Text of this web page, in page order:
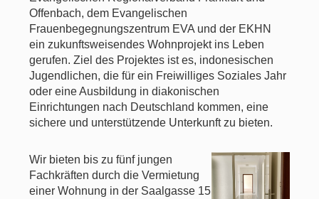
Offenbach, dem Evangelischen
Frauenbegegnungszentrum EVA und der EKHN
ein zukunftsweisendes Wohnprojekt ins Leben
gerufen. Ziel des Projektes ist es, indonesischen
Jugendlichen, die für ein Freiwilliges Soziales Jahr
oder eine Ausbildung in diakonischen
Einrichtungen nach Deutschland kommen, eine
sichere und unterstützende Unterkunft zu bieten.
Wir bieten bis zu fünf jungen
Fachkräften durch die Vermietung
einer Wohnung in der Saalgasse 15